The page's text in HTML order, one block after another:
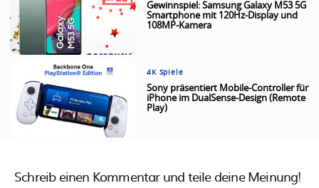
Gewinnspiel: Samsung Galaxy M53 5G
Smartphone mit 120Hz-Display und
108MP-Kamera
4K Spiele
Sony präsentiert Mobile-Controller für
iPhone im DualSense-Design (Remote
Play)
Schreib einen Kommentar und teile deine Meinung!